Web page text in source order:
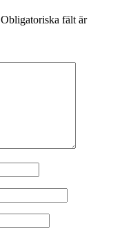
Obligatoriska fält är